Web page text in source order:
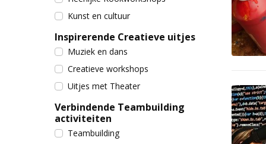
Kunst en cultuur
Inspirerende Creatieve uitjes
Muziek en dans
Creatieve workshops
Uitjes met Theater
Verbindende Teambuilding
activiteiten
Teambuilding